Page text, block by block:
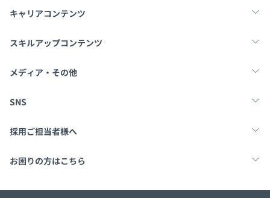
キャリアコンテンツ
転職・キャリア
スキルアップコンテンツ
学習
メディア・その他
Tech Team Journal
SNS
X
採用ご担当者様へ
採用・教育をお考えの企業様へ
お困りの方はこちら
paizaとは？ お問い合わせ・FAQ